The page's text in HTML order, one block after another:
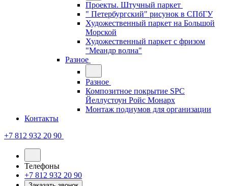
Проекты. Штучный паркет
" Петербургский" рисунок в СПбГУ
Художественный паркет на Большой
Морской
Художественный паркет с фризом
"Меандр волна"
Разное
Разное
Композитное покрытие SPC
Йеллустоун Ройс Монарх
Монтаж подиумов для организации
Контакты
+7 812 932 20 90
Телефоны
+7 812 932 20 90